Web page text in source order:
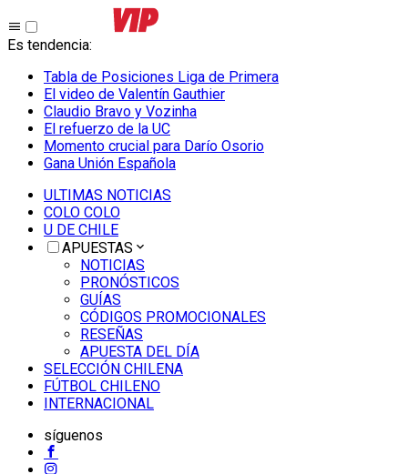
Es tendencia:
Tabla de Posiciones Liga de Primera
El video de Valentín Gauthier
Claudio Bravo y Vozinha
El refuerzo de la UC
Momento crucial para Darío Osorio
Gana Unión Española
ULTIMAS NOTICIAS
COLO COLO
U DE CHILE
APUESTAS
NOTICIAS
PRONÓSTICOS
GUÍAS
CÓDIGOS PROMOCIONALES
RESEÑAS
APUESTA DEL DÍA
SELECCIÓN CHILENA
FÚTBOL CHILENO
INTERNACIONAL
síguenos